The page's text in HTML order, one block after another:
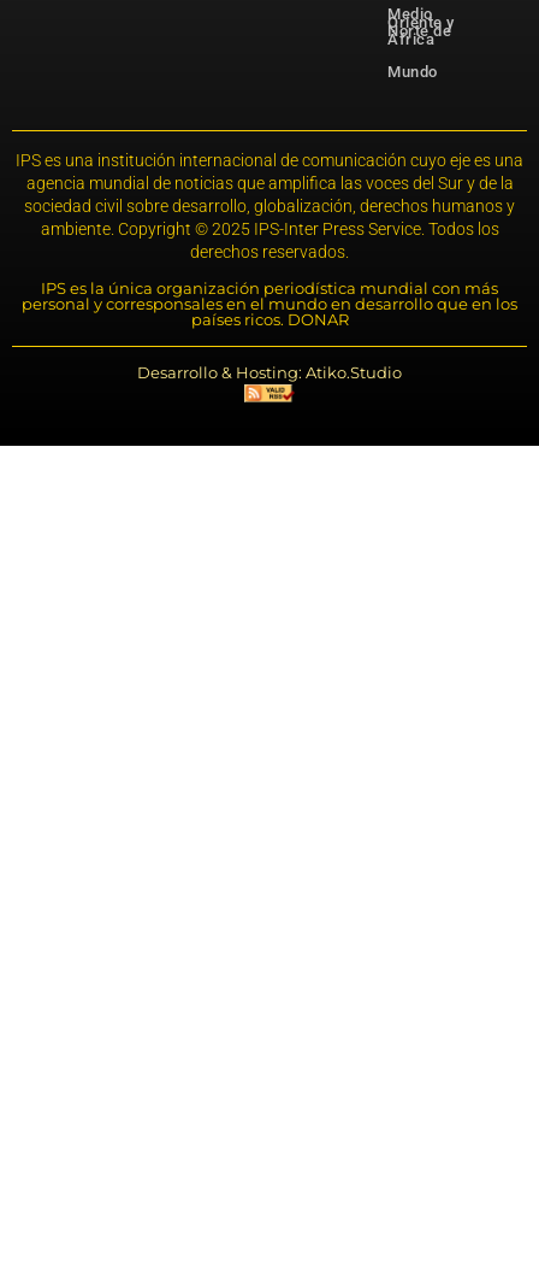
Medio
Oriente y
Norte de
África
Mundo
IPS es una institución internacional de comunicación cuyo eje es una
agencia mundial de noticias que amplifica las voces del Sur y de la
sociedad civil sobre desarrollo, globalización, derechos humanos y
ambiente. Copyright © 2025 IPS-Inter Press Service. Todos los
derechos reservados.
IPS es la única organización periodística mundial con más
personal y corresponsales en el mundo en desarrollo que en los
países ricos. DONAR
Desarrollo & Hosting: Atiko.Studio